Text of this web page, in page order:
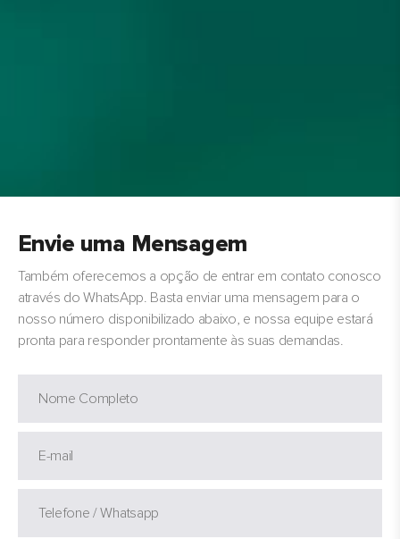
Envie uma Mensagem
Também oferecemos a opção de entrar em contato conosco
através do WhatsApp. Basta enviar uma mensagem para o
nosso número disponibilizado abaixo, e nossa equipe estará
pronta para responder prontamente às suas demandas.